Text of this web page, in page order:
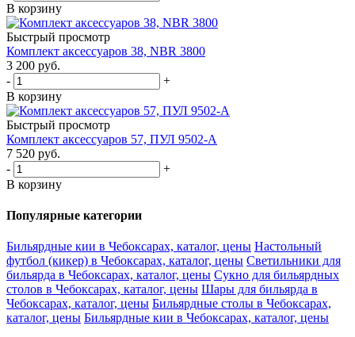
В корзину
Быстрый просмотр
Комплект аксессуаров 38, NBR 3800
3 200 руб.
-
+
В корзину
Быстрый просмотр
Комплект аксессуаров 57, ПУЛ 9502-A
7 520 руб.
-
+
В корзину
Популярные категории
Бильярдные кии в Чебоксарах, каталог, цены Настольный
футбол (кикер) в Чебоксарах, каталог, цены Светильники для
бильярда в Чебоксарах, каталог, цены Сукно для бильярдных
столов в Чебоксарах, каталог, цены Шары для бильярда в
Чебоксарах, каталог, цены Бильярдные столы в Чебоксарах,
каталог, цены Бильярдные кии в Чебоксарах, каталог, цены